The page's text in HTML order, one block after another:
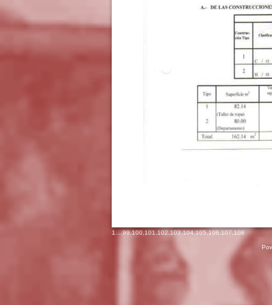
1 ...,99,100,101,102,103,104,105,106,107,108